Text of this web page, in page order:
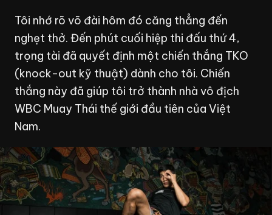
Tôi nhớ rõ võ đài hôm đó căng thẳng đến
nghẹt thở. Đến phút cuối hiệp thi đấu thứ 4,
trọng tài đã quyết định một chiến thắng TKO
(knock-out kỹ thuật) dành cho tôi. Chiến
thắng này đã giúp tôi trở thành nhà vô địch
WBC Muay Thái thế giới đầu tiên của Việt
Nam.